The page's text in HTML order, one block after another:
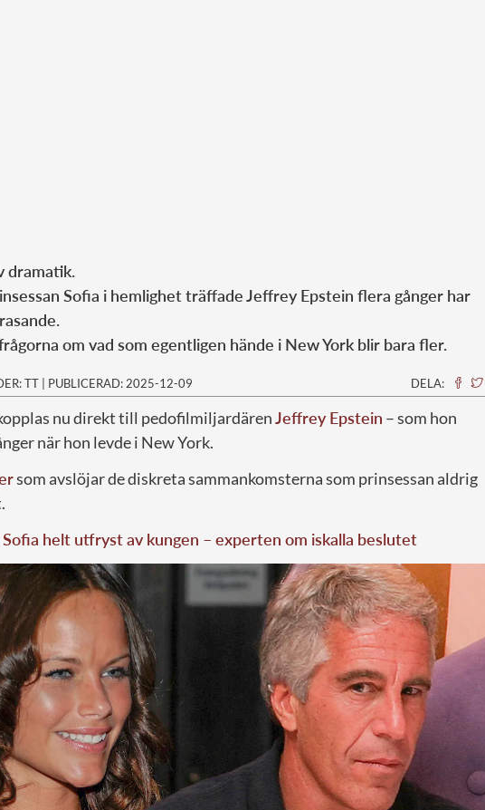
dramatik.
Sofia i hemlighet träffade Jeffrey Epstein flera gånger har
om vad som egentligen hände i New York blir bara fler.
TT | PUBLICERAD: 2025-12-09 DELA:
nu direkt till pedofilmiljardärenJeffrey Epstein – som hon
när hon levde i New York.
som avslöjar de diskreta sammankomsterna som prinsessan aldrig
Sofia helt utfryst av kungen – experten om iskalla beslutet